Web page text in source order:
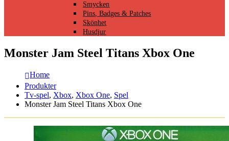
Smycken
Pins, Badges & Patches
Skönhet
Husdjur
Monster Jam Steel Titans Xbox One
Home
Produkter
Tv-spel, Xbox, Xbox One, Spel
Monster Jam Steel Titans Xbox One